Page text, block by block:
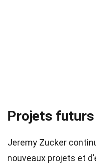
Projets
Jeremy Zucker
nouveaux projets et